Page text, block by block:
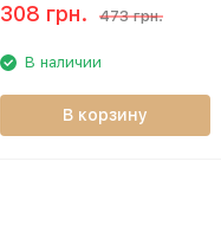
308 грн. 473 грн.
В наличии
В корзину